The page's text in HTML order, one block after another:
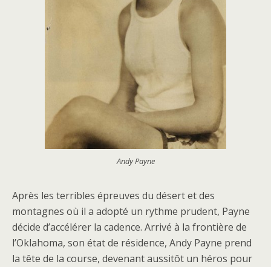
Andy Payne
Après les terribles épreuves du désert et des
montagnes où il a adopté un rythme prudent, Payne
décide d’accélérer la cadence. Arrivé à la frontière de
l’Oklahoma, son état de résidence, Andy Payne prend
la tête de la course, devenant aussitôt un héros pour